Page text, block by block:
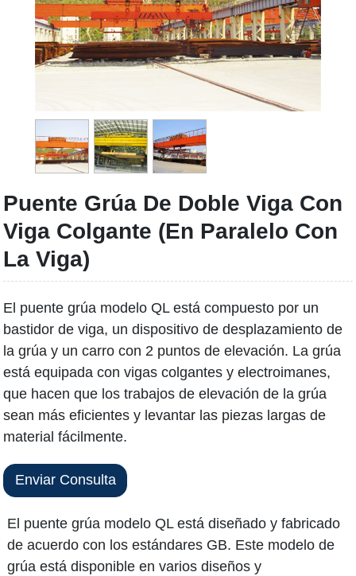
Puente Grúa De Doble Viga Con
Viga Colgante (en Paralelo Con
La Viga)
El puente grúa modelo QL está compuesto por un
bastidor de viga, un dispositivo de desplazamiento de
la grúa y un carro con 2 puntos de elevación. La grúa
está equipada con vigas colgantes y electroimanes,
que hacen que los trabajos de elevación de la grúa
sean más eficientes y levantar las piezas largas de
material fácilmente.
Enviar Consulta
El puente grúa modelo QL está diseñado y fabricado
de acuerdo con los estándares GB. Este modelo de
grúa está disponible en varios diseños y